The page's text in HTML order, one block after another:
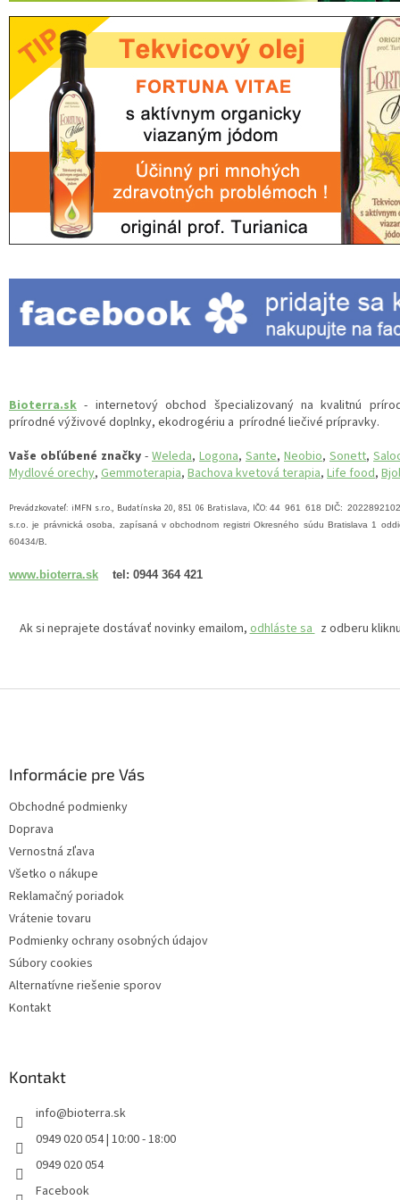
Bioterra.sk - internetový obchod špecializovaný na kvalitnú
prírodné výživové doplnky, ekodrogériu a prírodné liečivé prípravky.
Vaše obľúbené značky - Weleda, Logona, Sante, Neobio, Sonett,
Mydlové orechy, Gemmoterapia, Bachova kvetová terapia, Life food,
Prevádzkovateľ: iMFN s.r.o., Budatínska 20, 851 06 Bratislava, IČO:44 961 618 DIČ:
s.r.o. je právnická osoba, zapísaná v obchodnom registri Okresného súdu Bratislava 1
60434/B
www.bioterra.sk tel: 0944 364 421
Ak si neprajete dostávať novinky emailom, odhláste sa z odberu
Informácie pre Vás
Obchodné podmienky
Doprava
Vernostná zľava
Všetko o nákupe
Reklamačný poriadok
Vrátenie tovaru
Podmienky ochrany osobných údajov
Súbory cookies
Alternatívne riešenie sporov
Kontakt
Kontakt
info@bioterra.sk
0949 020 054 | 10:00 - 18:00
0949 020 054
Facebook